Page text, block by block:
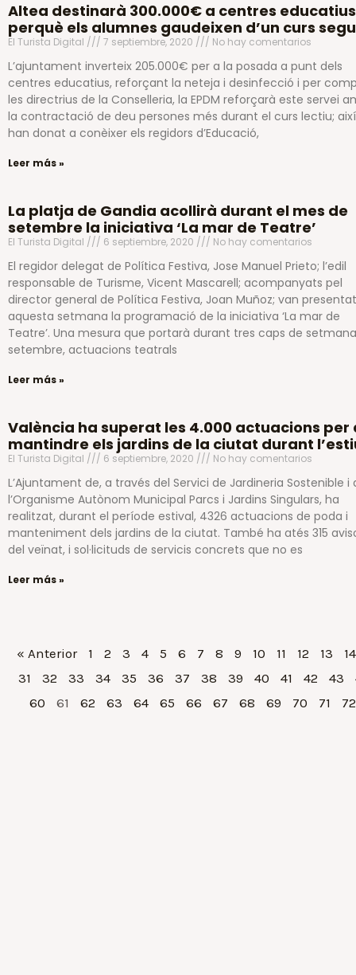
Altea destinarà 300.000€ a centres educatius
perquè els alumnes gaudeixen d’un curs
El Turista Digital 7 septiembre, 2020 No hay comentarios
L’ajuntament inverteix 205.000€ per a la posada a punt dels
centres educatius, reforçant la neteja i desinfecció i per
les directrius de la Conselleria, la EPDM reforçarà este servei
la contractació de deu persones més durant el curs lectiu;
han donat a conèixer els regidors d’Educació,
Leer más »
La platja de Gandia acollirà durant el mes de
setembre la iniciativa ‘La mar de Teatre’
El Turista Digital 6 septiembre, 2020 No hay comentarios
El regidor delegat de Política Festiva, Jose Manuel Prieto; l’edil
responsable de Turisme, Vicent Mascarell; acompanyats pel
director general de Política Festiva, Joan Muñoz; van presentat
aquesta setmana la programació de la iniciativa ‘La mar de
Teatre’. Una mesura que portarà durant tres caps de
setembre, actuacions teatrals
Leer más »
València ha superat les 4.000 actuacions per
mantindre els jardins de la ciutat durant
El Turista Digital 6 septiembre, 2020 No hay comentarios
L’Ajuntament de, a través del Servici de Jardineria Sostenible i
l’Organisme Autònom Municipal Parcs i Jardins Singulars, ha
realitzat, durant el període estival, 4326 actuacions de poda i
manteniment dels jardins de la ciutat. També ha atés 315
del veïnat, i sol·licituds de servicis concrets que no es
Leer más »
« Anterior 1 2 3 4 5 6 7 8 9 10 11 12 13
14
31
32 33 34 35 36 37 38 39 40 41 42 43
60
61 62 63 64 65 66 67 68 69 70 71 72